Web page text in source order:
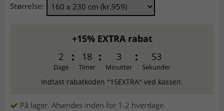
Størrelse:
+15% EXTRA rabat
2
Dage
18
Timer
3
Minutter
52
Sekunder
Indtast rabatkoden "15EXTRA" ved kassen.
På lager. Afsendes inden for 1-2 hverdage.